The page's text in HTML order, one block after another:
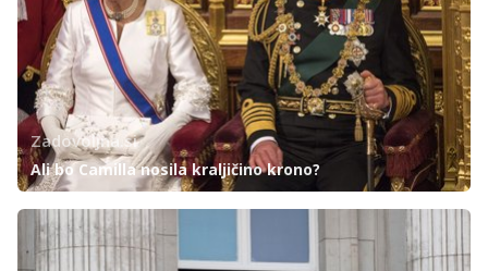
Zadovoljna.si
Ali bo Camilla nosila kraljičino krono?